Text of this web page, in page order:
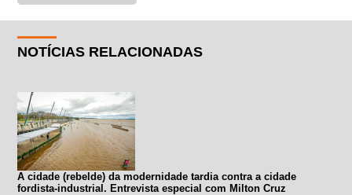
NOTÍCIAS RELACIONADAS
A cidade (rebelde) da modernidade tardia contra a cidade
fordista-industrial. Entrevista especial com Milton Cruz